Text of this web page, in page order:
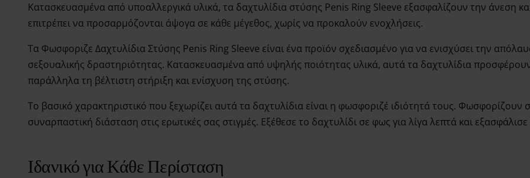
Κατασκευασμένα από υποαλλεργικά υλικά, τα δαχτυλίδια στύσης Penis Ring Sleeve εξασφαλίζουν την άνεση
επιτρέπει να προσαρμόζονται άψογα σε κάθε μέγεθος, χωρίς να προκαλούν ενοχλήσεις.
Τα Φωσφοριζε Δαχτυλίδια Στύσης Penis Ring Sleeve είναι ένα προϊόν σχεδιασμένο για να ενισχύσει την
σεξουαλικής δραστηριότητας. Κατασκευασμένα από υψηλής ποιότητας υλικά, αυτά τα δαχτυλίδια
παράλληλα τη βέλτιστη στήριξη και ενίσχυση της στύσης.
Το βασικό χαρακτηριστικό που ξεχωρίζει αυτά τα δαχτυλίδια είναι η φωσφοριζέ ιδιότητά τους. Φωσφορίζουν
συναρπαστική διάσταση στις ερωτικές σας στιγμές. Εξέθεσε το δαχτυλίδι σε φως για λίγα λεπτά και
Ιδανικό για Κάθε Περίσταση